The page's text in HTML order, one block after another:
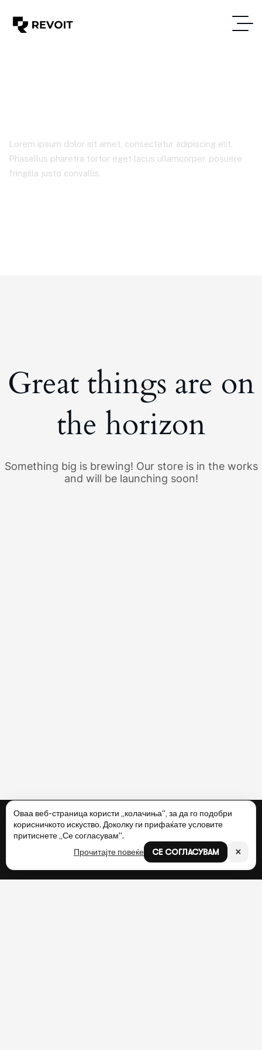
Lorem ipsum dolor sit amet, consectetur adipiscing elit.
Phasellus pharetra tortor eget lacus ullamcorper, posuere
fringilla justo convallis.
Great things are on
the horizon
Something big is brewing! Our store is in the works
and will be launching soon!
Оваа веб-страница користи „колачиња“, за да го подобри
корисничкото искуство. Доколку ги прифаќате условите
притиснете „Се согласувам“.
Прочитајте повеќе
СЕ СОГЛАСУВАМ ×